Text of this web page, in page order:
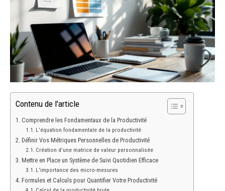
Contenu de l'article
Comprendre les Fondamentaux de la Productivité
L’équation fondamentale de la productivité
Définir Vos Métriques Personnelles de Productivité
Création d’une matrice de valeur personnalisée
Mettre en Place un Système de Suivi Quotidien Efficace
L’importance des micro-mesures
Formules et Calculs pour Quantifier Votre Productivité